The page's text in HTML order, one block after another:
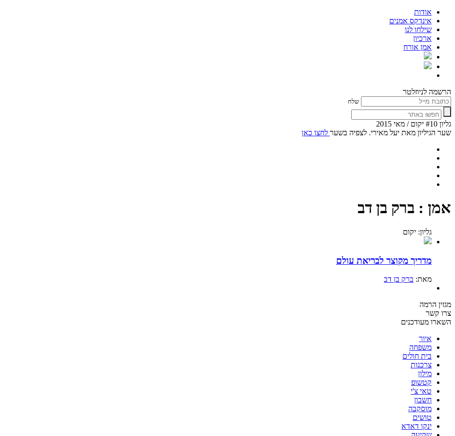
אודות
אינדקס אמנים
שילחו לנו
ארכיון
אמן אורח
הרשמה לניוזלטר
שלח
גליון #10 יקום / מאי 2015
שער הגיליון מאת יעל מאירי. לצפיה בשער לחצו כאן
אמן : ברק בן דב
גליון: יקום
מדריך מקוצר לבריאת עולם
מאת: ברק בן דב
מגזין הרמה
צרו קשר
השארו מעודכנים
איור
משפחה
בית חולים
צרכנות
מילון
קטשופ
טאי צ'י
חשבון
מוסקבה
טושים
ינקו דאדא